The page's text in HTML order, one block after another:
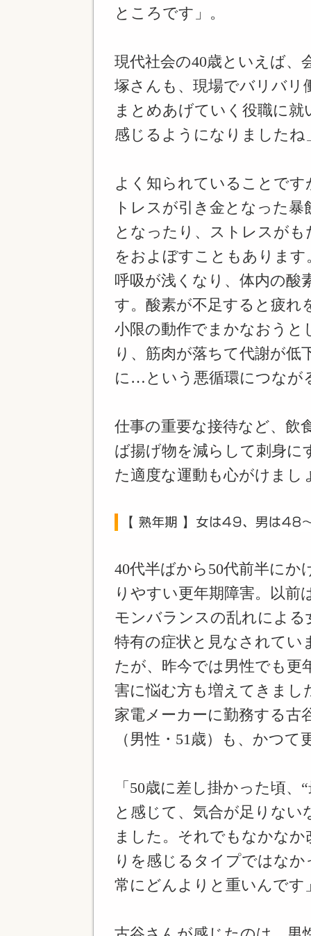
ところです」。
現代社会の40歳といえば、
塚さんも、現場でバリバリ
まとめあげていく役職に
感じるようになりました
よく知られていることで
トレスが引き金となった
となったり、ストレスが
をおよぼすこともありま
呼吸が浅くなり、体内の酸
す。酸素が不足すると疲れ
小限の動作でまかなおうと
り、筋肉が落ちて代謝が
に…という悪循環につなが
仕事の重要な接待など、飲
ば揚げ物を減らして刺身に
た適度な運動も心がけまし
40代半ばから50代前半にか
りやすい更年期障害。以前
モンバランスの乱れによる
特有の症状と見なされてい
たが、昨今では男性でも更
害に悩む方も増えてきまし
家電メーカーに勤務する古
（男性・51歳）も、かつ
「50歳に差し掛かった頃
と感じて、気合が足りな
ました。それでもなかな
りを感じるタイプではな
常にどんよりと重いんです